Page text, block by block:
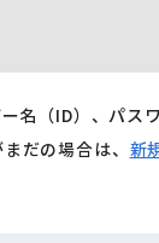
名（ID）、パス
だの場合は、 新